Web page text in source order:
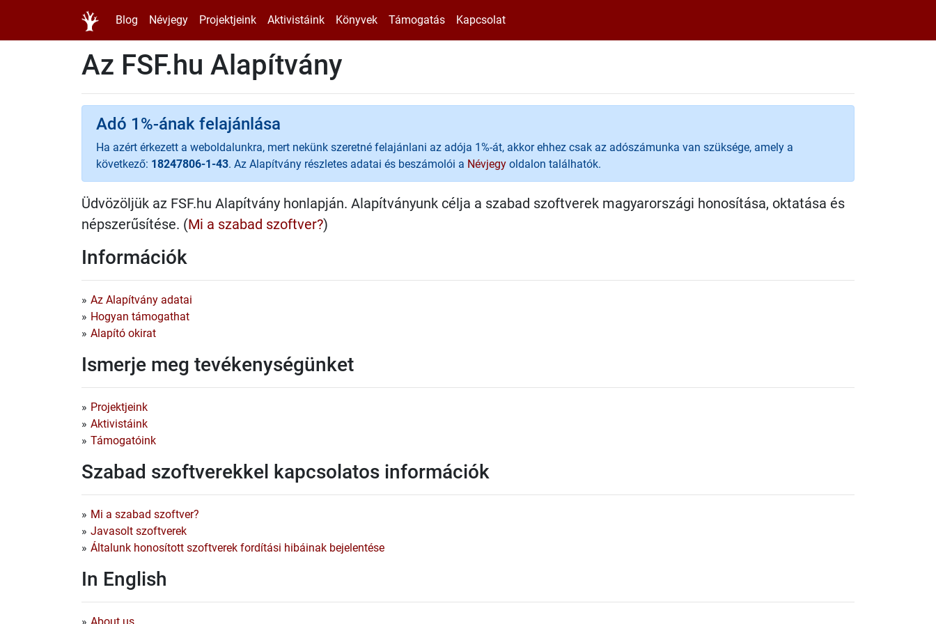
Blog Névjegy Projektjeink Aktivistáink Könyvek Támogatás Kapcsolat
Az FSF.hu Alapítvány
Adó 1%-ának felajánlása
Ha azért érkezett a weboldalunkra, mert nekünk szeretné felajánlani az adója 1%-át, akkor ehhez csak az adószámunka van szüksége, amely a
következő: 18247806-1-43. Az Alapítvány részletes adatai és beszámolói a Névjegy oldalon találhatók.
Üdvözöljük az FSF.hu Alapítvány honlapján. Alapítványunk célja a szabad szoftverek magyarországi honosítása, oktatása és
népszerűsítése. (Mi a szabad szoftver?)
Információk
Az Alapítvány adatai
Hogyan támogathat
Alapító okirat
Ismerje meg tevékenységünket
Projektjeink
Aktivistáink
Támogatóink
Szabad szoftverekkel kapcsolatos információk
Mi a szabad szoftver?
Javasolt szoftverek
Általunk honosított szoftverek fordítási hibáinak bejelentése
In English